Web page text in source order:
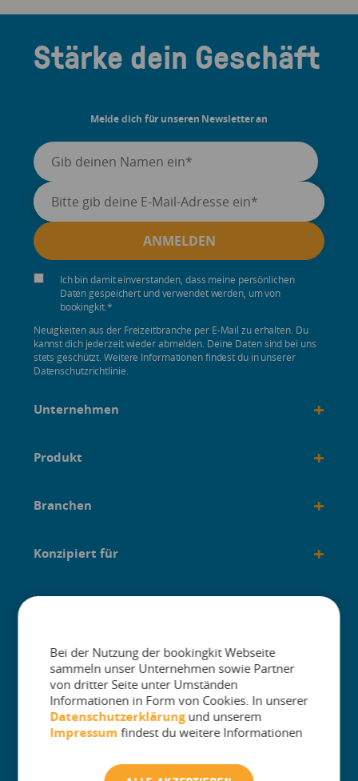
Stärke dein Geschäft
Melde dich für unseren Newsletter an
Ich bin damit einverstanden, dass meine persönlichen
Daten gespeichert und verwendet werden, um von
bookingkit.*
Neuigkeiten aus der Freizeitbranche per E-Mail zu erhalten. Du
kannst dich jederzeit wieder abmelden. Deine Daten sind bei uns
stets geschützt. Weitere Informationen findest du in unserer
Datenschutzrichtlinie.
The One Platform for Attractions. Sell
More and Simplify Operations.
Unternehmen +
Produkt +
Branchen +
Konzipiert für +
Anleitungen +
Bei der Nutzung der bookingkit Webseite
sammeln unser Unternehmen sowie Partner
von dritter Seite unter Umständen
Informationen in Form von Cookies. In unserer
Datenschutzerklärungund unserem
Impressum findest du weitere Informationen